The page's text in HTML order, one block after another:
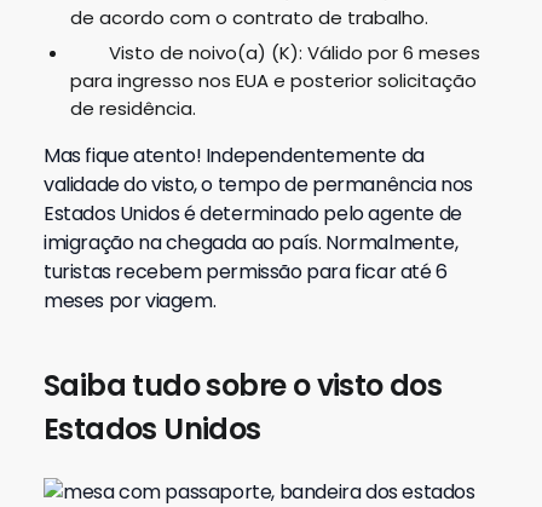
de acordo com o contrato de trabalho.
Visto de noivo(a) (K): Válido por 6 meses
para ingresso nos EUA e posterior solicitação
de residência.
Mas fique atento! Independentemente da
validade do visto, o tempo de permanência nos
Estados Unidos é determinado pelo agente de
imigração na chegada ao país. Normalmente,
turistas recebem permissão para ficar até 6
meses por viagem.
Saiba tudo sobre o visto dos
Estados Unidos